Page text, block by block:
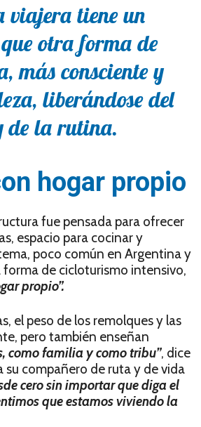
viajera tiene un
otra forma de
más consciente y
liberándose del
de la rutina.
hogar propio
fue pensada para ofrecer
espacio para cocinar y
poco común en Argentina y
de cicloturismo intensivo,
propio”.
el peso de los remolques y las
pero también enseñan
como familia y como tribu”, dice
su compañero de ruta y de vida
cero sin importar que diga el
que estamos viviendo la